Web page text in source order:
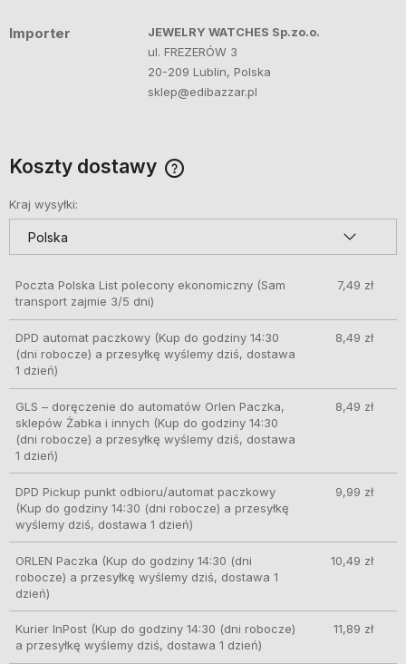
Importer
JEWELRY WATCHES Sp.zo.o.
ul. FREZERÓW 3
20-209 Lublin, Polska
sklep@edibazzar.pl
Koszty dostawy
Kraj wysyłki:
Poczta Polska List polecony ekonomiczny (Sam
transport zajmie 3/5 dni)
7,49 zł
DPD automat paczkowy(Kup do godziny 14:30
(dni robocze) a przesyłkę wyślemy dziś, dostawa
1 dzień)
8,49 zł
GLS – doręczenie do automatów Orlen Paczka,
sklepów Żabka i innych (Kup do godziny 14:30
(dni robocze) a przesyłkę wyślemy dziś, dostawa
1 dzień)
8,49 zł
DPD Pickup punkt odbioru/automat paczkowy
(Kup do godziny 14:30 (dni robocze) a przesyłkę
wyślemy dziś, dostawa 1 dzień)
9,99 zł
ORLEN Paczka (Kup do godziny 14:30 (dni
robocze) a przesyłkę wyślemy dziś, dostawa 1
dzień)
10,49 zł
Kurier InPost(Kup do godziny 14:30 (dni robocze)
a przesyłkę wyślemy dziś, dostawa 1 dzień)
11,89 zł